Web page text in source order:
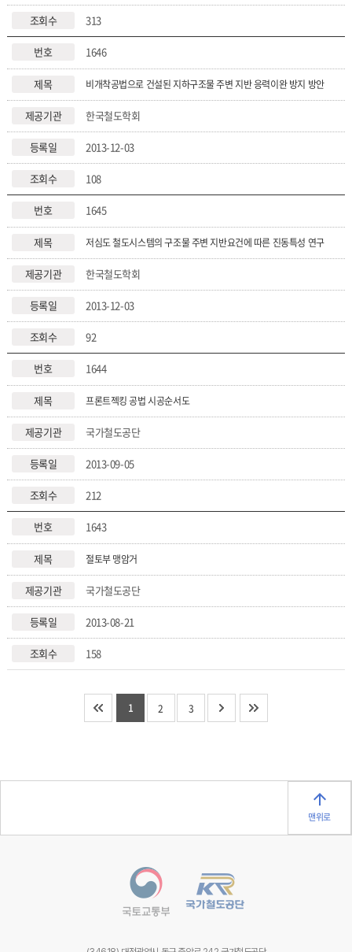
313
1646
비개착공법으로 건설된 지하구조물 주변 지반 응력이완 방지 방안
한국철도학회
2013-12-03
108
1645
저심도 철도시스템의 구조물 주변 지반요건에 따른 진동특성 연구
한국철도학회
2013-12-03
92
1644
프론트젝킹 공법 시공순서도
국가철도공단
2013-09-05
212
1643
절토부 맹암거
국가철도공단
2013-08-21
158
1 2 3
맨위로